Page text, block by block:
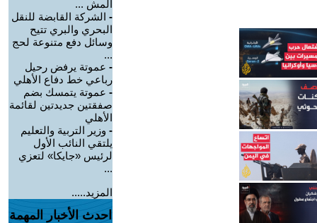
المش ...
- الشركة القابضة للنقل
البحري والبري تتيح
وسائل دفع متنوعة لحج
...
- عموتة يرفض رحيل
رباعي خط دفاع الأهلي
- عموتة يتمسك بضم
صفقتين جديدتين لقائمة
الأهلي
- وزير التربية والتعليم
يلتقي النائب الأول
لرئيس «جايكا» لتعزي
...
المزيد.....
احدث الأخبار المهمة